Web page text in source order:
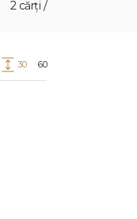
2 cărți /
30 60